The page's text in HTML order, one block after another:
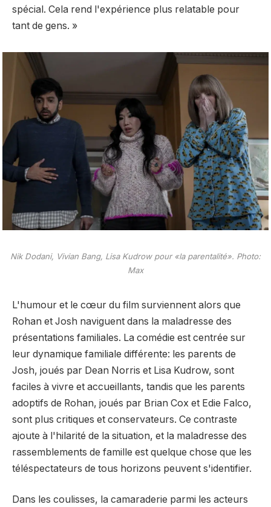
spécial. Cela rend l'expérience plus relatable pour
tant de gens. »
Nik Dodani, Vivian Bang, Lisa Kudrow pour «la parentalité». Photo:
Max
L'humour et le cœur du film surviennent alors que
Rohan et Josh naviguent dans la maladresse des
présentations familiales. La comédie est centrée sur
leur dynamique familiale différente: les parents de
Josh, joués par Dean Norris et Lisa Kudrow, sont
faciles à vivre et accueillants, tandis que les parents
adoptifs de Rohan, joués par Brian Cox et Edie Falco,
sont plus critiques et conservateurs. Ce contraste
ajoute à l'hilarité de la situation, et la maladresse des
rassemblements de famille est quelque chose que les
téléspectateurs de tous horizons peuvent s'identifier.
Dans les coulisses, la camaraderie parmi les acteurs